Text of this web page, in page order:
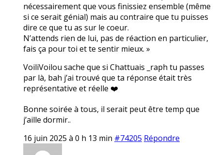
nécessairement que vous finissiez ensemble (même
si ce serait génial) mais au contraire que tu puisses
dire ce que tu as sur le coeur.
N’attends rien de lui, pas de réaction en particulier,
fais ça pour toi et te sentir mieux. »
VoiliVoilou sache que si Chattuais _raph tu passes
par là, bah j’ai trouvé que ta réponse était très
représentative et réelle ❤️
Bonne soirée à tous, il serait peut être temp que
j’aille dormir..
16 juin 2025 à 0 h 13 min #74205 Répondre